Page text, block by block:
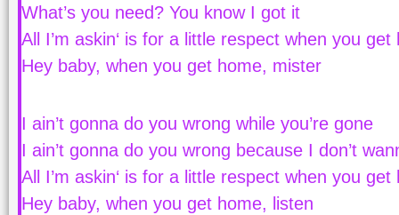
What’s you need? You know I got it
All I’m askin‘ is for a little respect when you get
Hey baby, when you get home, mister
I ain’t gonna do you wrong while you’re gone
I ain’t gonna do you wrong because I don’t
All I’m askin‘ is for a little respect when you get
Hey baby, when you get home, listen